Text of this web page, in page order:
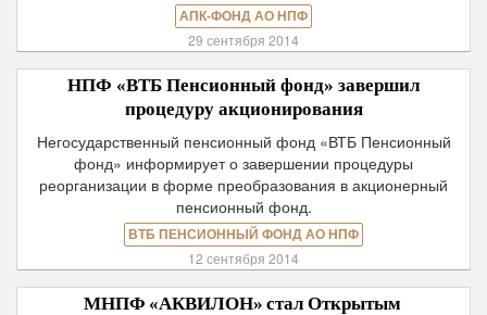
АПК-ФОНД АО НПФ
29 сентября 2014
НПФ «ВТБ Пенсионный фонд» завершил
процедуру акционирования
Негосударственный пенсионный фонд «ВТБ Пенсионный
фонд» информирует о завершении процедуры
реорганизации в форме преобразования в акционерный
пенсионный фонд.
ВТБ ПЕНСИОННЫЙ ФОНД АО НПФ
12 сентября 2014
МНПФ «АКВИЛОН» стал Открытым